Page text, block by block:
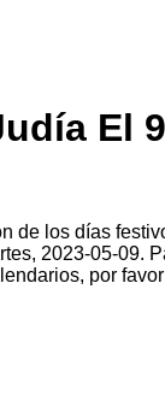
El
de los días
2023-05-09.
por